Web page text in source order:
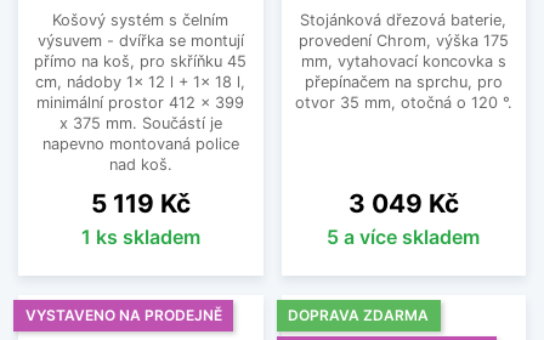
Košový systém s čelním
výsuvem - dvířka se montují
přímo na koš, pro skříňku 45
cm, nádoby 1x 12 l + 1x 18 l,
minimální prostor 412 x 399
x 375 mm. Součástí je
napevno montovaná police
nad koš.
Cena
5 119 Kč
1 ks skladem
Stojánková dřezová baterie,
provedení Chrom, výška 175
mm, vytahovací koncovka s
přepínačem na sprchu, pro
otvor 35 mm, otočná o 120 °.
Cena
3 049 Kč
5 a více skladem
VYSTAVENO NA PRODEJNĚ
DOPRAVA ZDARMA